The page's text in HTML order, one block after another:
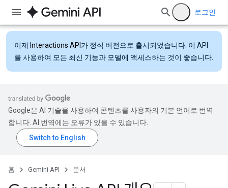
로그인
이제 Interactions API 가 정식 버전으로 출시되었습니다. 이 API
를 사용하여 모든 최신 기능과 모델에 액세스하는 것이 좋습니다.
Google은 AI 기술을 사용하여 콘텐츠를 사용자의 기본 언어로 번역
합니다. AI 번역에는 오류가 있을 수 있습니다.
홈 Gemini API 문서